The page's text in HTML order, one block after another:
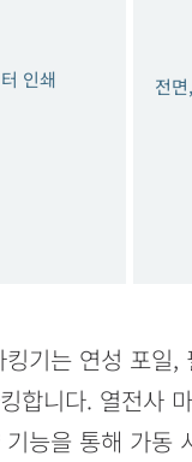
인쇄
PRINTING
전
기는 연성 포일,
합니다. 열전사
능을 통해 가동